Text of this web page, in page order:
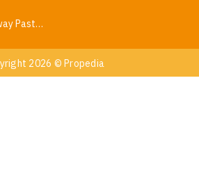
Crystall II no. 11, Gateway Pasteur Residence, Bandung – Jawa Barat
2026 © Propedia